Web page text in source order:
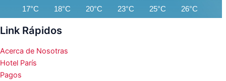
17°C 18°C 20°C 23°C 25°C 26°C
Link Rápidos
Acerca de Nosotras
Hotel París
Pagos